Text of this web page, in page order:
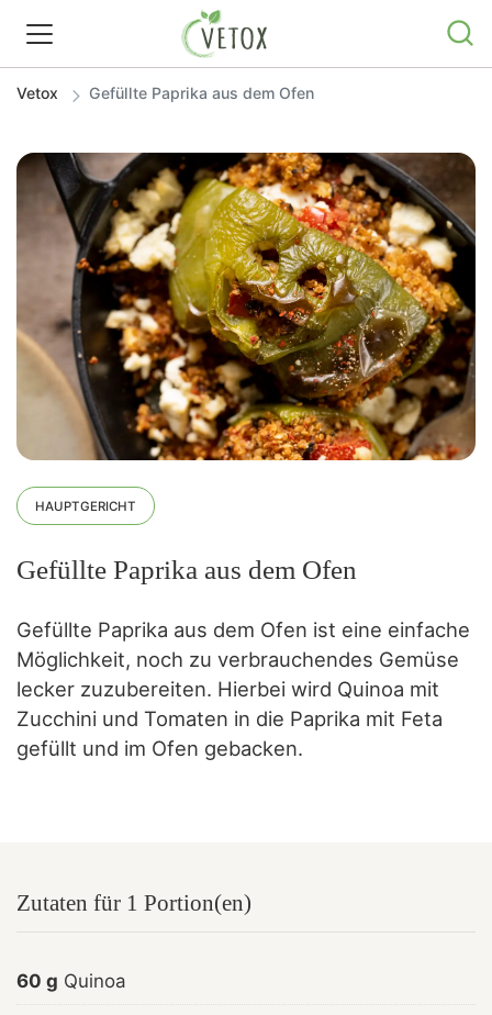
REZEPTWELT
WISSEN
GRATIS ERNÄHRUNGSTIPPS
Vetox Gefüllte Paprika aus dem Ofen
HAUPTGERICHT
Gefüllte Paprika aus dem Ofen
Gefüllte Paprika aus dem Ofen ist eine einfache
Möglichkeit, noch zu verbrauchendes Gemüse
lecker zuzubereiten. Hierbei wird Quinoa mit
Zucchini und Tomaten in die Paprika mit Feta
gefüllt und im Ofen gebacken.
Zutaten für 1 Portion(en)
60 g Quinoa